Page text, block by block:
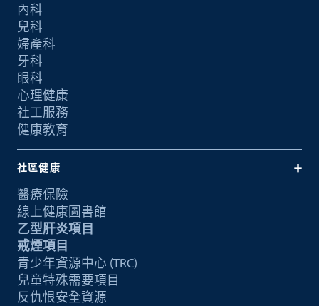
內科
兒科
婦產科
牙科
眼科
心理健康
社工服務
健康教育
社區健康
醫療保險
線上健康圖書館
乙型肝炎項目
戒煙項目
青少年資源中心 (TRC)
兒童特殊需要項目
反仇恨安全資源